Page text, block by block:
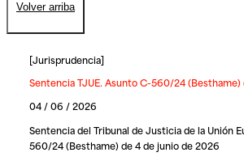
Volver arriba
[Jurisprudencia]
Sentencia TJUE. Asunto C-560/24
04 / 06 / 2026
Sentencia del Tribunal de Justicia de la Unión
560/24 (Besthame) de 4 de junio de 2026